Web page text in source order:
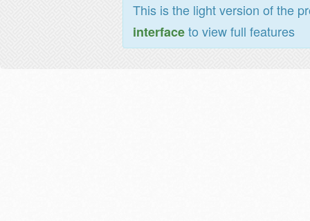
This is the light version of the
interfaceto view full features